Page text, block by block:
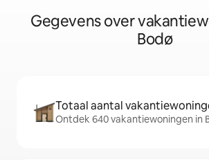
Gegevens over
Bodø
Totaal aantal
Ontdek 640 vakantiewoningen in